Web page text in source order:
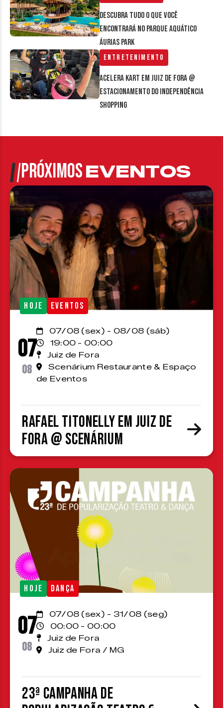
Descubra tudo o que você
encontrará no parque aquático
Áurias Park
Entretenimento
Acelera Kart em Juiz de Fora @
estacionamento do Independência
Shopping
PRÓXIMOSEVENTOS
HOJE EVENTOS
07
08
07/08 (sex) - 08/08 (sáb)
19:00 - 00:00
Juiz de Fora
Scenárium Restaurante & Espaço
de Eventos
Rafael Titonelly em Juiz de
Fora @ Scenárium
HOJE DANÇA
07
08
07/08 (sex) - 31/08 (seg)
00:00 - 00:00
Juiz de Fora
Juiz de Fora / MG
23ª Campanha de